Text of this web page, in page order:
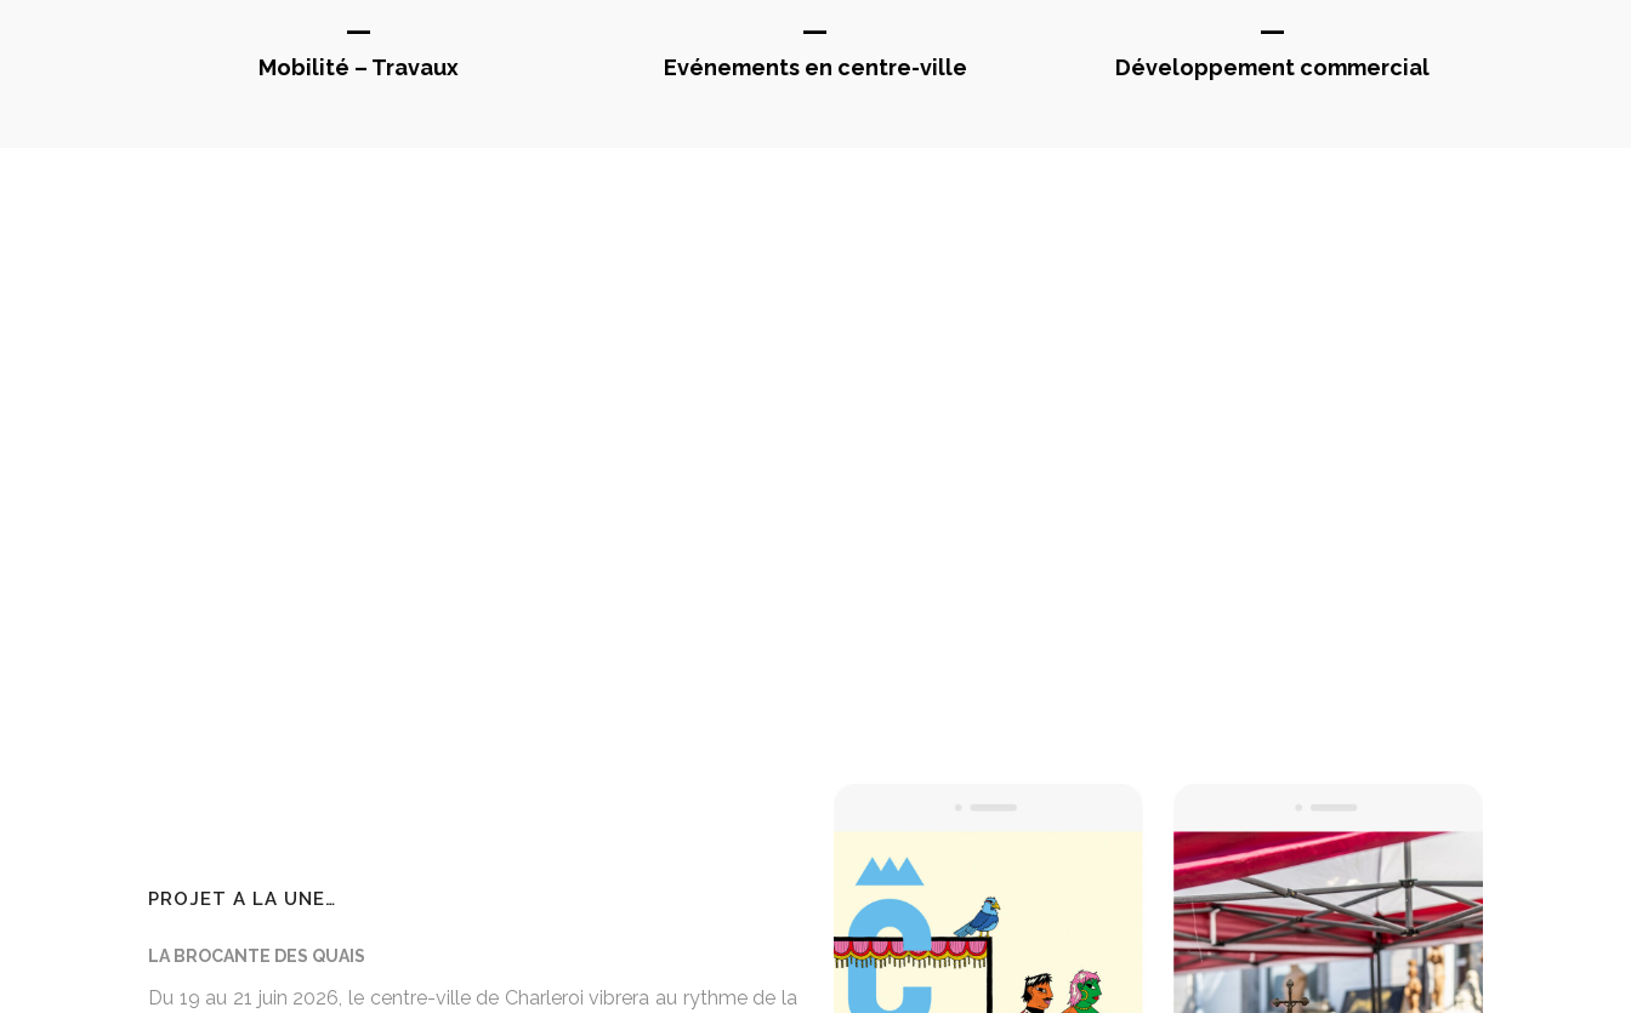
—
Mobilité – Travaux
—
Evénements en centre-ville
—
Développement commercial
PROJET A LA UNE…
LA BROCANTE DES QUAIS
Du 19 au 21 juin 2026, le centre-ville de Charleroi vibrera au rythme de la